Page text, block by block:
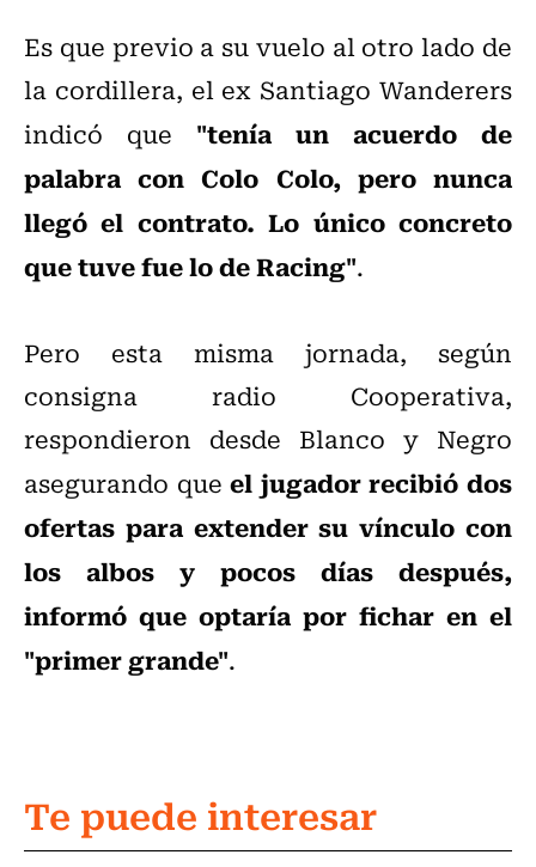
Es que previo a su vuelo al otro lado de
la cordillera, el ex Santiago Wanderers
indicó que "tenía un acuerdo de
palabra con Colo Colo, pero nunca
llegó el contrato. Lo único concreto
que tuve fue lo de Racing".
Pero esta misma jornada, según
consigna radio Cooperativa,
respondieron desde Blanco y Negro
asegurando queel jugador recibió dos
ofertas para extender su vínculo con
los albos y pocos días después,
informó que optaría por fichar en el
"primer grande".
Te puede interesar